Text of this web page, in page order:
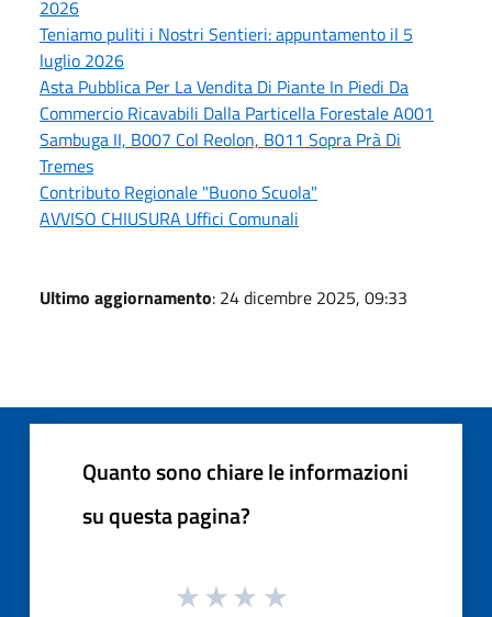
2026
Teniamo puliti i Nostri Sentieri: appuntamento il 5
luglio 2026
Asta Pubblica Per La Vendita Di Piante In Piedi Da
Commercio Ricavabili Dalla Particella Forestale A001
Sambuga II, B007 Col Reolon, B011 Sopra Prà Di
Tremes
Contributo Regionale "Buono Scuola"
AVVISO CHIUSURA Uffici Comunali
Ultimo aggiornamento: 24 dicembre 2025, 09:33
Quanto sono chiare le informazioni
su questa pagina?